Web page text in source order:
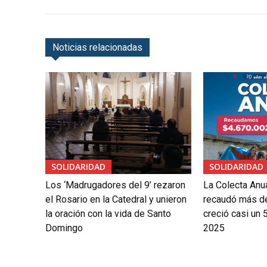
Noticias relacionadas
SOLIDARIDAD
Los ‘Madrugadores del 9’ rezaron
el Rosario en la Catedral y unieron
la oración con la vida de Santo
Domingo
SOLIDARIDAD
La Colecta
recaudó más
creció casi un
2025